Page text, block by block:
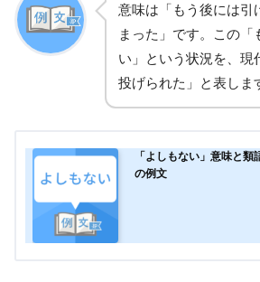
意味は「もう後には引
まった」です。この「
い」という状況を、現
投げられた」と表しま
「よしもない」意味と類
の例文